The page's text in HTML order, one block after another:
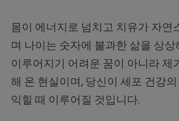
몸이 에너지로 넘치고 치유가 자연
며 나이는 숫자에 불과한 삶을 상
이루어지기 어려운 꿈이 아니라 제
해 온 현실이며, 당신이 세포 건강
익힐 때 이루어질 것입니다.